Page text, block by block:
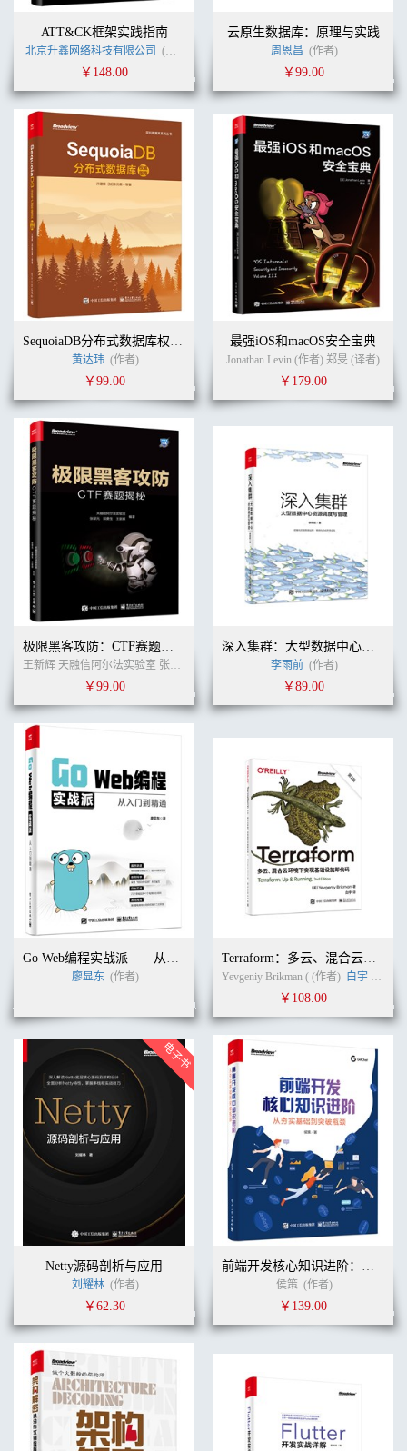
ATT&CK框架实践指南
北京升鑫网络科技有限公司 (作者)
￥148.00
云原生数据库：原理与实践
周恩昌 (作者)
￥99.00
SequoiaDB分布式数据库权威指南
黄达玮 (作者)
￥99.00
最强iOS和macOS安全宝典
Jonathan Levin (作者) 郑旻 (译者)
￥179.00
极限黑客攻防：CTF赛题揭秘
王新辉 天融信阿尔法实验室 张黎元 郭勇生 (作者)
￥99.00
深入集群：大型数据中心资源调度与管理
李雨前 (作者)
￥89.00
Go Web编程实战派——从入门到精通
廖显东 (作者)
Terraform：多云、混合云环境下实现基础设施即代码（第2版）
Yevgeniy Brikman ( (作者) 白宇 (译者)
￥108.00
Netty源码剖析与应用
刘耀林 (作者)
￥62.30
前端开发核心知识进阶：从夯实基础到突破瓶颈
侯策 (作者)
￥139.00